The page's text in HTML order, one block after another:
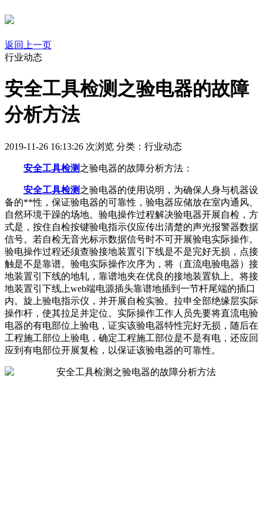
返回上一页
行业动态
安全工具检测之验电器的故障
分析方法
2019-11-26 16:13:26 次浏览 分类：行业动态
安全工具检测 之验电器的故障分析方法：
安全工具检测 之验电器的使用说明，为确保人身与机器设
备的**性，保证验电器的可靠性，验电器应储放在室内通风、
自然环境干躁的场地。验电操作过程解决验电器开展自检，方
式是，按住自检按键验电指示仪应传出清楚的声光报警器数据
信号。若自检无音光标示数据信号时不可开展验电实际操作。
验电操作过程还须查验接地装置引下线是不是完好无损，点接
触是不是靠谱。验电实际操作次序为，将（直流电验电器）接
地装置引下线的地轧，靠谱地夹在优良的接地装置轨上。将接
地装置引下线上web端电源插头靠谱地插到一节杆尾端的插口
内。旋上验电指示仪，并开展自检实验。拉申全部绝缘层实际
操作杆，使其拉足并定位。实际操作工作人员先要将直流电验
电器的有电部位上验电，证实该验电器特性完好无损，随后在
工程施工部位上验电，确定工程施工部位是不是有电，还应回
应到有电部位开展复检，以保证该验电器的可靠性。